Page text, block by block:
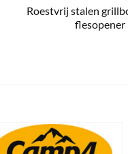
Prijskorting label€ 30,95 *
Roestvrij stalen
flesopener